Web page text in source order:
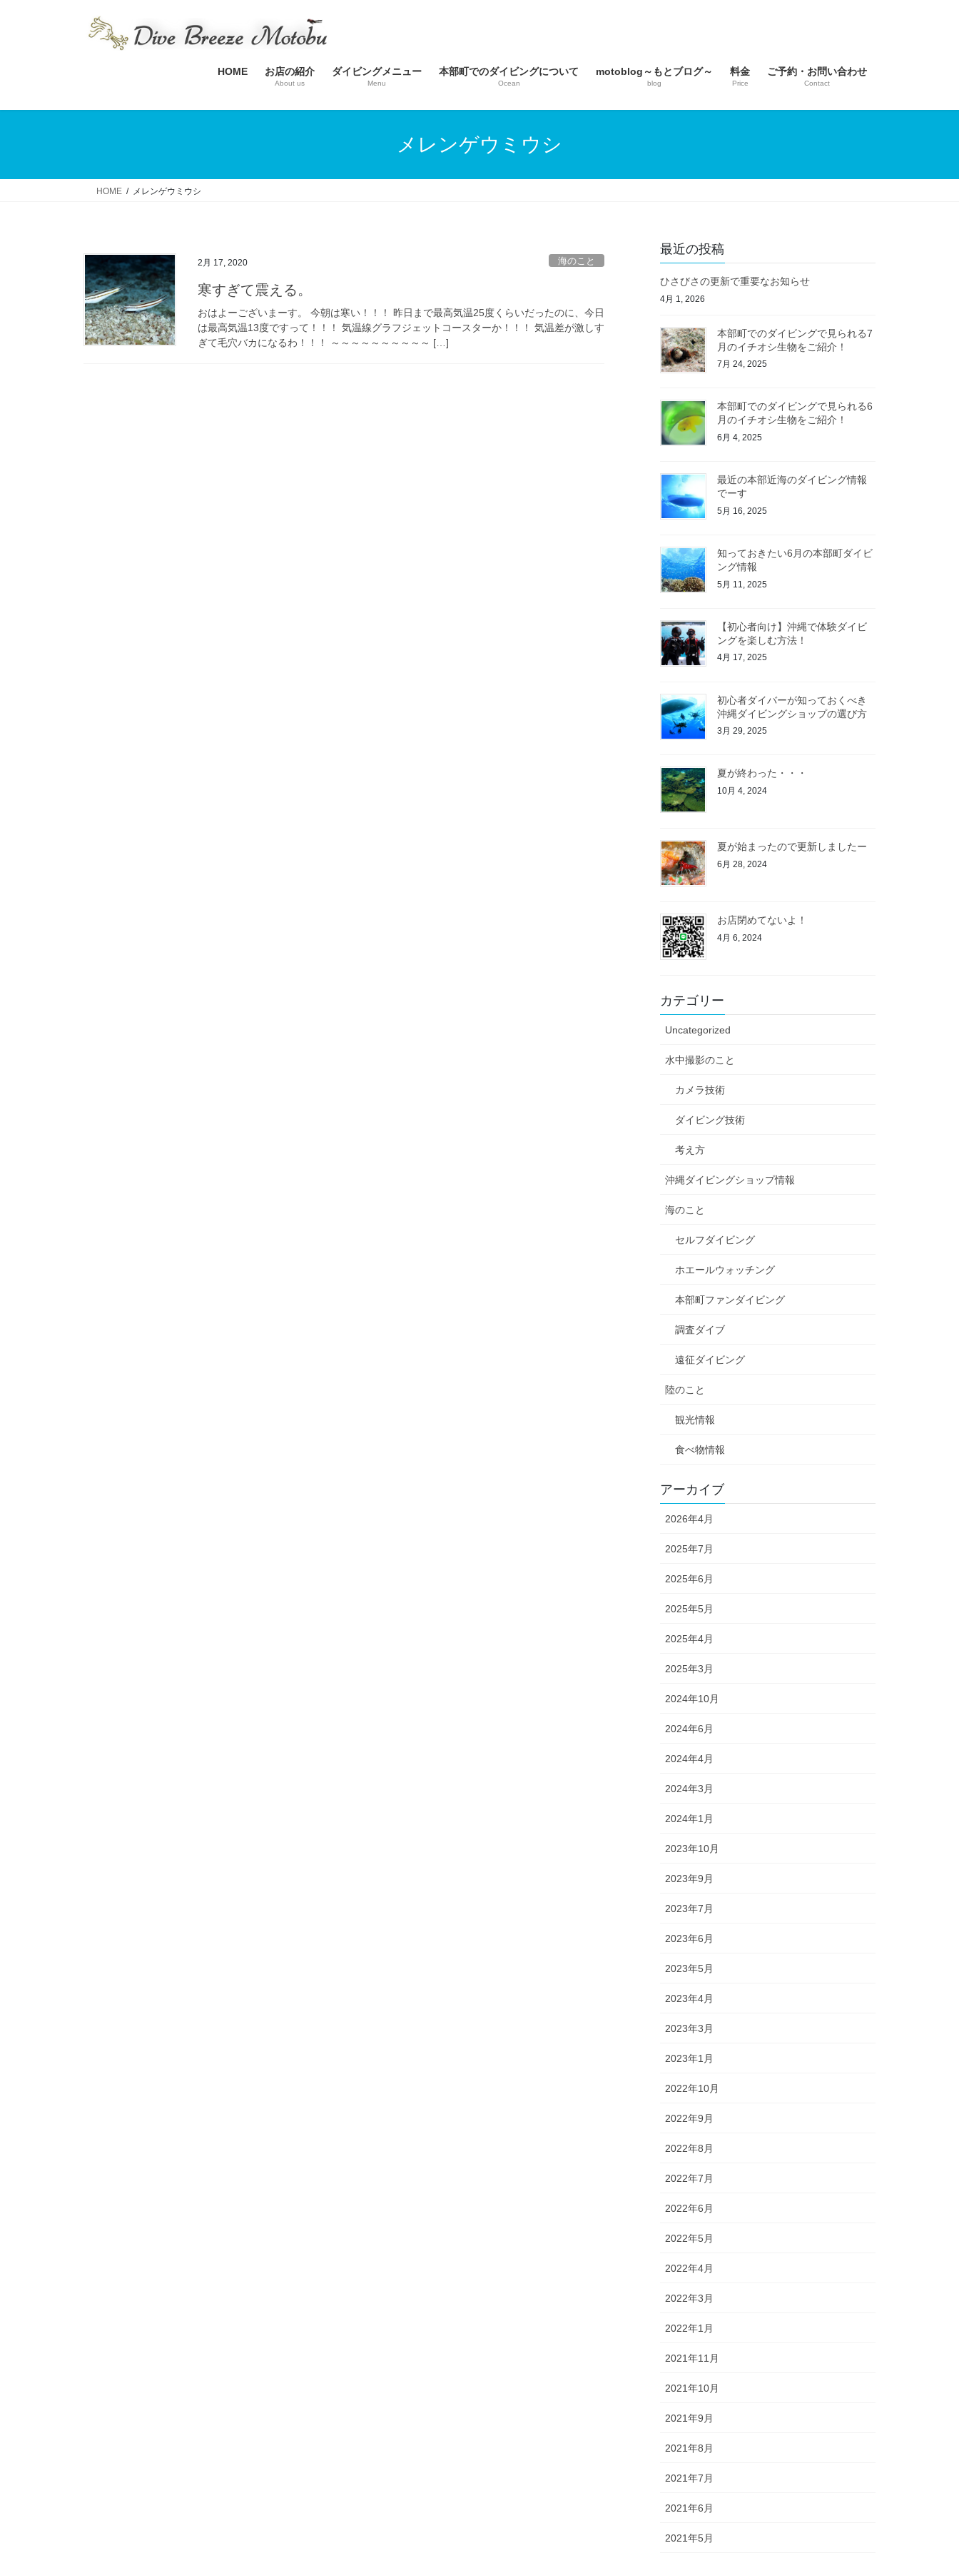
ス
ン
HOME お店の紹介
About us
ダイビングメニュー
Menu
本部町でのダイビングについて
Ocean
motoblog～もとブログ～
blog
料金
Price
ご予約・お問い合わせ
Contact
メレンゲウミウシ
HOME メレンゲウミウシ
2月 17, 2020 海のこと
寒すぎて震える。
おはよーございまーす。 今朝は寒い！！！ 昨日まで最高気温25度くらいだったのに、今日
は最高気温13度ですって！！！ 気温線グラフジェットコースターか！！！ 気温差が激しす
ぎて毛穴バカになるわ！！！ ～～～～～～～～～～ […]
最近の投稿
ひさびさの更新で重要なお知らせ
4月 1, 2026
本部町でのダイビングで見られる7
月のイチオシ生物をご紹介！
7月 24, 2025
本部町でのダイビングで見られる6
月のイチオシ生物をご紹介！
6月 4, 2025
最近の本部近海のダイビング情報
でーす
5月 16, 2025
知っておきたい6月の本部町ダイビ
ング情報
5月 11, 2025
【初心者向け】沖縄で体験ダイビ
ングを楽しむ方法！
4月 17, 2025
初心者ダイバーが知っておくべき
沖縄ダイビングショップの選び方
3月 29, 2025
夏が終わった・・・
10月 4, 2024
夏が始まったので更新しましたー
6月 28, 2024
お店閉めてないよ！
4月 6, 2024
カテゴリー
Uncategorized
水中撮影のこと
カメラ技術
ダイビング技術
考え方
沖縄ダイビングショップ情報
海のこと
セルフダイビング
ホエールウォッチング
本部町ファンダイビング
調査ダイブ
遠征ダイビング
陸のこと
観光情報
食べ物情報
アーカイブ
2026年4月
2025年7月
2025年6月
2025年5月
2025年4月
2025年3月
2024年10月
2024年6月
2024年4月
2024年3月
2024年1月
2023年10月
2023年9月
2023年7月
2023年6月
2023年5月
2023年4月
2023年3月
2023年1月
2022年10月
2022年9月
2022年8月
2022年7月
2022年6月
2022年5月
2022年4月
2022年3月
2022年1月
2021年11月
2021年10月
2021年9月
2021年8月
2021年7月
2021年6月
2021年5月